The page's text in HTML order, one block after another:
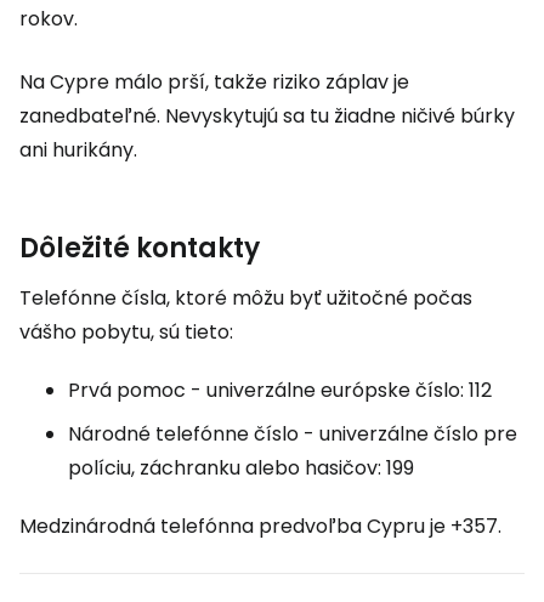
rokov.
Na Cypre málo prší, takže riziko záplav je
zanedbateľné. Nevyskytujú sa tu žiadne ničivé búrky
ani hurikány.
Dôležité kontakty
Telefónne čísla, ktoré môžu byť užitočné počas
vášho pobytu, sú tieto:
Prvá pomoc - univerzálne európske číslo: 112
Národné telefónne číslo - univerzálne číslo pre
políciu, záchranku alebo hasičov: 199
Medzinárodná telefónna predvoľba Cypru je +357.